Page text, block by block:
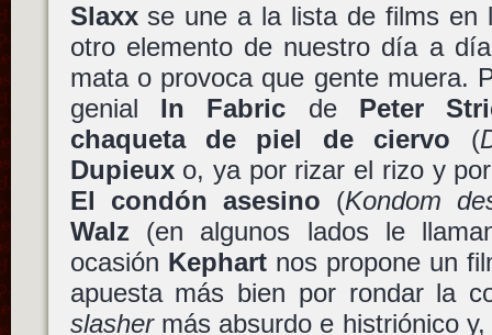
Slaxxse une a la lista de films en
otro elemento de nuestro día a
mata o provoca que gente muera.
genial In Fabric de Peter
chaqueta de piel de ciervo (
Dupieuxo, ya por rizar el rizo y
El condón asesino (Kondom
Walz(en algunos lados le
ocasión Kephartnos propone un
apuesta más bien por rondar la
slashermás absurdo e histriónico